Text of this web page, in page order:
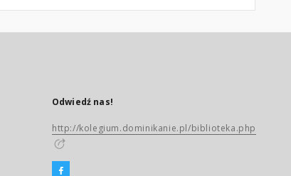
Odwiedź nas!
http://kolegium.dominikanie.pl/biblioteka.php